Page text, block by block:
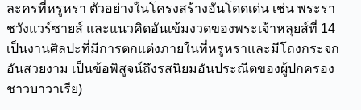
ละครที่หรูหรา ตัวอย่างในโครงสร้างอันโดดเด่น เช่น พระรา
ชวังแวร์ซายส์ และแนวคิดอันเข้มงวดของพระเจ้าหลุยส์ที่ 14
เป็นงานศิลปะที่มีการตกแต่งภายในที่หรูหราและมีโถงกระจก
อันสวยงาม เป็นข้อพิสูจน์ถึงรสนิยมอันประณีตของผู้ปกครอง
ชาวบาวาเรีย)